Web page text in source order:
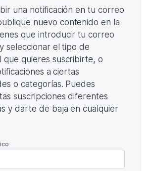
una notificación en tu correo
nuevo contenido en la
que introducir tu correo
seleccionar el tipo de
que quieres suscribirte, o
a ciertas
o categorías. Puedes
suscripciones diferentes
y darte de baja en cualquier